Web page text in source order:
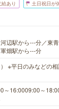
あり 土日祝日が
辺駅から---分／東
畑駅から---分
※平日のみなどの
～16:0009:00～